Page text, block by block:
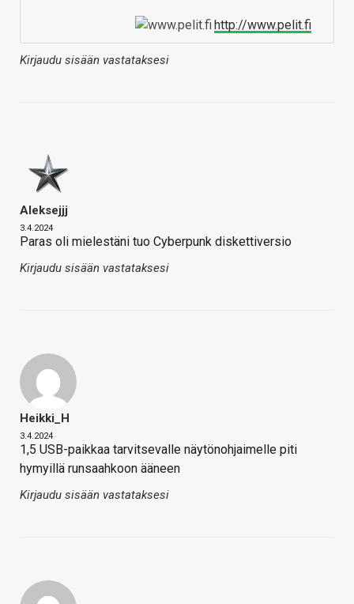
http://www.pelit.fi
Kirjaudu sisään vastataksesi
Aleksejjj
3.4.2024
Paras oli mielestäni tuo Cyberpunk diskettiversio
Kirjaudu sisään vastataksesi
Heikki_H
3.4.2024
1,5 USB-paikkaa tarvitsevalle näytönohjaimelle piti
hymyillä runsaahkoon ääneen
Kirjaudu sisään vastataksesi